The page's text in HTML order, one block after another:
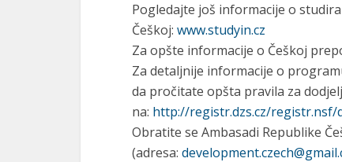
Pogledajte još informacije o
Češkoj: www.studyin.cz
Za opšte informacije o Češkoj
Za detaljnije informacije o
da pročitate opšta pravila za
na: http://registr.dzs.cz/registr.nsf/
Obratite se Ambasadi Republike
(adresa: